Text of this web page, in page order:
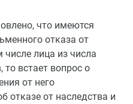
что имеются
отказа от
числе лица из числа
то встает вопрос о
от него
отказе от наследства и